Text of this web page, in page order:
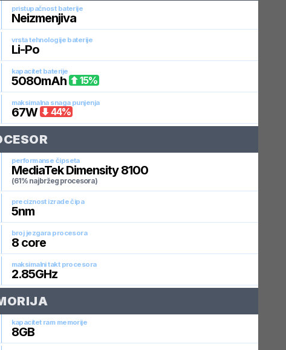
pristupačnost baterije
Neizmenjiva
vrsta tehnologije baterije
Li-Po
kapacitet baterije
5080mAh 15%
maksimalna snaga punjenja
67W 44%
performanse čipseta
MediaTek Dimensity 8100
(61% najbržeg procesora)
preciznost izrade čipa
5nm
broj jezgara procesora
8core
maksimalni takt procesora
2.85GHz
kapacitet ram memorije
8GB